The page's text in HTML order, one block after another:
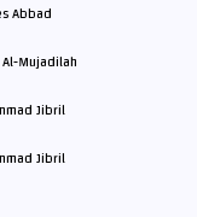
Abbad
Jibril